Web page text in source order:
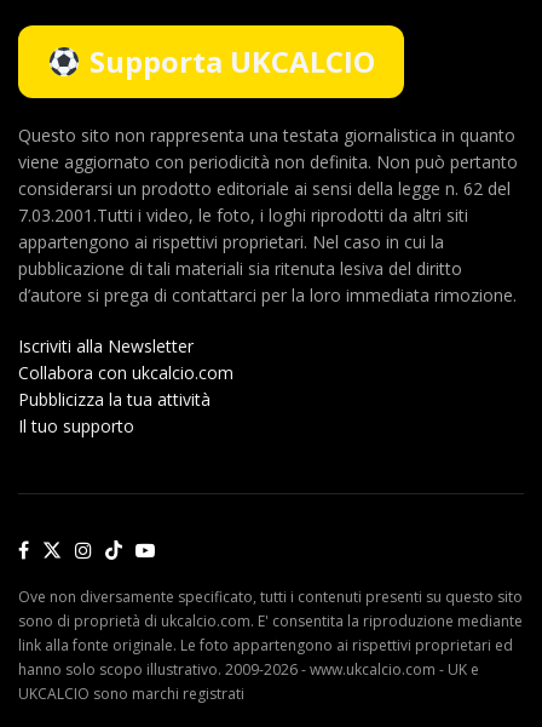
Supporta UKCALCIO
Questo sito non rappresenta una testata giornalistica in quanto
viene aggiornato con periodicità non definita. Non può pertanto
considerarsi un prodotto editoriale ai sensi della legge n. 62 del
7.03.2001.Tutti i video, le foto, i loghi riprodotti da altri siti
appartengono ai rispettivi proprietari. Nel caso in cui la
pubblicazione di tali materiali sia ritenuta lesiva del diritto
d’autore si prega di contattarci per la loro immediata rimozione.
Iscriviti alla Newsletter
Collabora con ukcalcio.com
Pubblicizza la tua attività
Il tuo supporto
Ove non diversamente specificato, tutti i contenuti presenti su questo sito
sono di proprietà di ukcalcio.com. E' consentita la riproduzione mediante
link alla fonte originale. Le foto appartengono ai rispettivi proprietari ed
hanno solo scopo illustrativo. 2009-2026 - www.ukcalcio.com - UK e
UKCALCIO sono marchi registrati